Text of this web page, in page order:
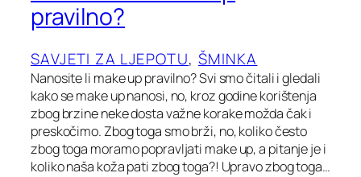
pravilno?
SAVJETI ZA LJEPOTU, ŠMINKA
Nanosite li make up pravilno? Svi smo čitali i gledali
kako se make up nanosi, no, kroz godine korištenja
zbog brzine neke dosta važne korake možda čak i
preskočimo. Zbog toga smo brži, no, koliko često
zbog toga moramo popravljati make up, a pitanje je i
koliko naša koža pati zbog toga?! Upravo zbog toga…